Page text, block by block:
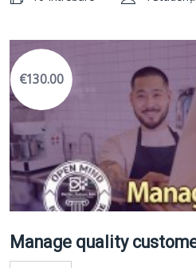
€130.00
Manage quality